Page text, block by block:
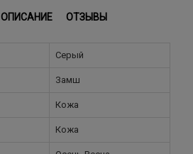
ОПИСАНИЕ ОТЗЫВЫ
Серый
Замш
Кожа
Кожа